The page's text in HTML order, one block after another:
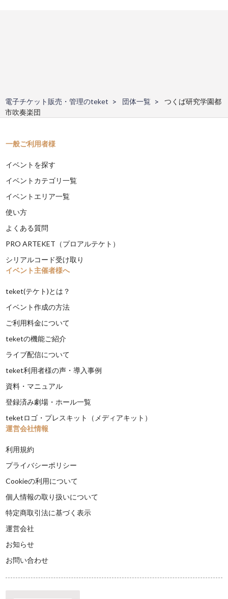
電子チケット販売・管理のteket 団体一覧
つくば研究学園都
市吹奏楽団
一般ご利用者様
イベントを探す
イベントカテゴリ一覧
イベントエリア一覧
使い方
よくある質問
PRO ARTEKET（プロアルテケト）
シリアルコード受け取り
イベント主催者様へ
teket(テケト)とは？
イベント作成の方法
ご利用料金について
teketの機能ご紹介
ライブ配信について
teket利用者様の声・導入事例
資料・マニュアル
登録済み劇場・ホール一覧
teketロゴ・プレスキット（メディアキット）
運営会社情報
利用規約
プライバシーポリシー
Cookieの利用について
個人情報の取り扱いについて
特定商取引法に基づく表示
運営会社
お知らせ
お問い合わせ